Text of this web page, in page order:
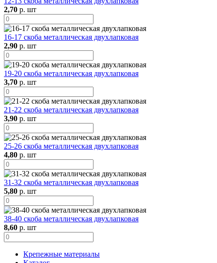
2,70 р. шт
16-17 скоба металлическая двухлапковая
2,90 р. шт
19-20 скоба металлическая двухлапковая
3,70 р. шт
21-22 скоба металлическая двухлапковая
3,90 р. шт
25-26 скоба металлическая двухлапковая
4,80 р. шт
31-32 скоба металлическая двухлапковая
5,80 р. шт
38-40 скоба металлическая двухлапковая
8,60 р. шт
Крепежные материалы